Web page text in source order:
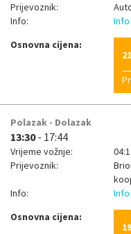
Prijevoznik:
Info:
Info
Osnovna cijena:
Polazak - Dolazak
13:30- 17:44
Vrijeme vožnje:
Prijevoznik:
Info:
Info
Osnovna cijena: